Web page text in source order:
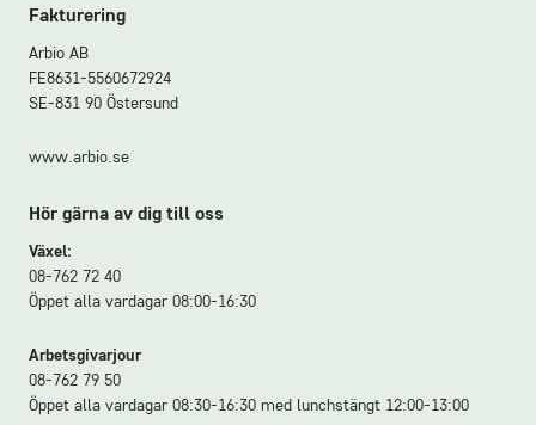
Fakturering
Arbio AB
FE8631-5560672924
SE-831 90 Östersund
www.arbio.se
Hör gärna av dig till oss
Växel:
08-762 72 40
Öppet alla vardagar 08:00-16:30
Arbetsgivarjour
08-762 79 50
Öppet alla vardagar 08:30-16:30 med lunchstängt 12:00-13:00